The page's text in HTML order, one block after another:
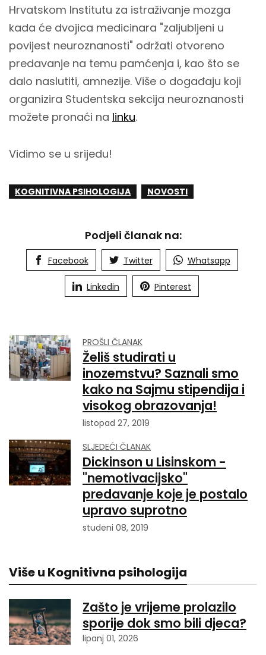
Hrvatskom Institutu za istraživanje mozga
kada će dvojica medicinara "zaljubljeni u
povijest neuroznanosti" održati otvoreno
predavanje na temu pamćenja i, kao što se
dalo naslutiti, amnezije. Više o događaju koji
organizira Studentska sekcija neuroznanosti
možete pronaći na linku.
Vidimo se u srijedu!
KOGNITIVNA PSIHOLOGIJA NOVOSTI
Podjeli članak na:
Facebook Twitter Whatsapp
Linkedin Pinterest
PROŠLI ČLANAK
Želiš studirati u
inozemstvu? Saznali smo
kako na Sajmu stipendija i
visokog obrazovanja!
listopad 27, 2019
SLJEDEĆI ČLANAK
Dickinson u Lisinskom -
"nemotivacijsko"
predavanje koje je postalo
upravo suprotno
studeni 08, 2019
Više u Kognitivna psihologija
Zašto je vrijeme prolazilo
sporije dok smo bili djeca?
lipanj 01, 2026